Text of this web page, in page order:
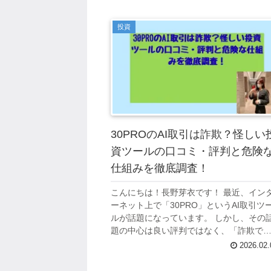
投資
30PROのAI取引は詐欺？怪しい
資ツールの口コミ・評判と危険
仕組みを徹底調査！
こんにちは！長野芽衣です！ 最近、イン
ーネット上で「30PRO」というAI取引ツ
ルが話題になっています。 しかし、その
題の中心は良い評判ではなく、「詐欺では
ないか」「怪しい」という疑念の声なので